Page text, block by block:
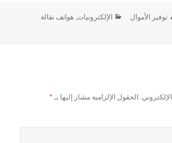
الكاتب
توفير الأموال التصنيفات
الإلكترونيات, هواتف نقالة
الحقول الإلزامية مشار إليها بـ*